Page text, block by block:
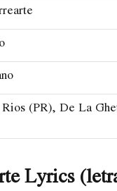
(PR), De La
Lyrics